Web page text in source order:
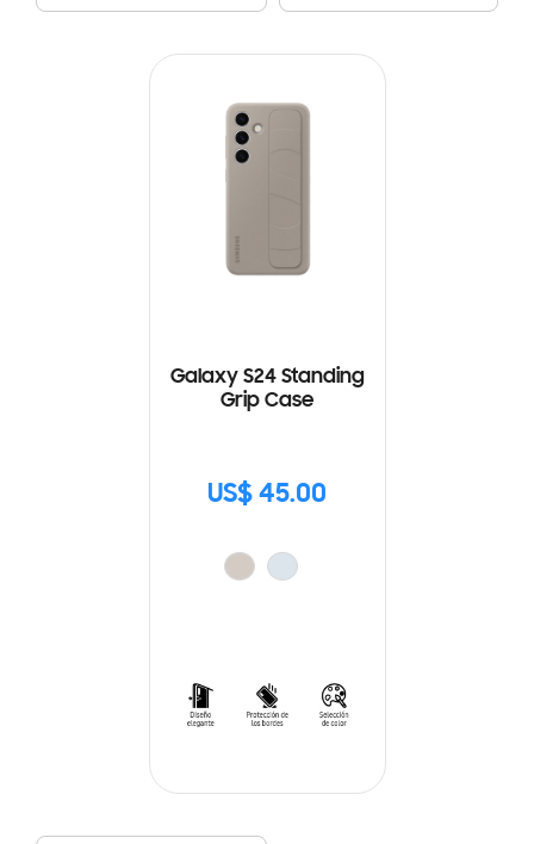
Galaxy S24 Standing
Grip Case
US$ 45.00